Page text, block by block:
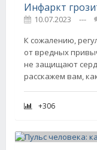
10.07.2023 ---
К сожалению,
от вредных
не защищают
расскажем вам,
+306